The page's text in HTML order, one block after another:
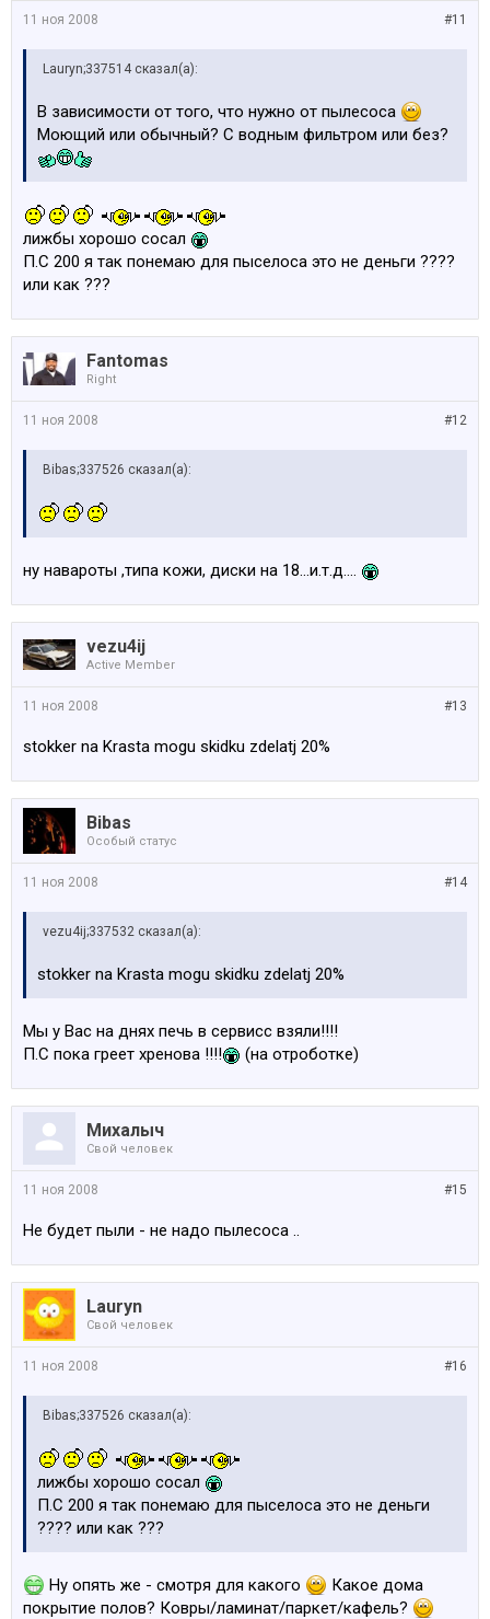
#11
11 ноя 2008
Lauryn;337514 сказал(а):
В зависимости от того, что нужно от пылесоса
Моющий или обычный? С водным фильтром или без?
лижбы хорошо сосал
П.С 200 я так понемаю для пыселоса это не деньги ????
или как ???
Fantomas
Right
#12
11 ноя 2008
Bibas;337526 сказал(а):
ну навароты ,типа кожи, диски на 18...и.т.д....
vezu4ij
Active Member
#13
11 ноя 2008
stokker na Krasta mogu skidku zdelatj 20%
Bibas
Особый статус
#14
11 ноя 2008
vezu4ij;337532 сказал(а):
stokker na Krasta mogu skidku zdelatj 20%
Мы у Вас на днях печь в сервисс взяли!!!!
П.С пока греет хренова !!!!
(на отроботке)
Михалыч
Свой человек
#15
11 ноя 2008
Не будет пыли - не надо пылесоса ..
Lauryn
Свой человек
#16
11 ноя 2008
Bibas;337526 сказал(а):
лижбы хорошо сосал
П.С 200 я так понемаю для пыселоса это не деньги
???? или как ???
Ну опять же - смотря для какого
Какое дома
покрытие полов? Ковры/ламинат/паркет/кафель?